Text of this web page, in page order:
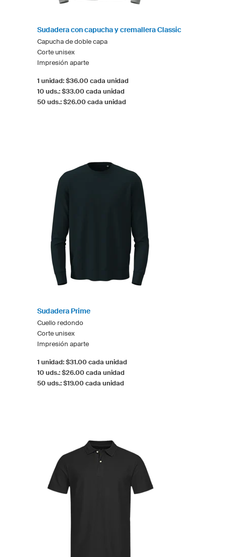
Sudadera con capucha y cremallera Classic
Capucha de doble capa
Corte unisex
Impresión aparte
1 unidad: $36.00 cada unidad
10 uds.: $33.00 cada unidad
50 uds.: $26.00 cada unidad
Sudadera Prime
Cuello redondo
Corte unisex
Impresión aparte
1 unidad: $31.00 cada unidad
10 uds.: $26.00 cada unidad
50 uds.: $19.00 cada unidad